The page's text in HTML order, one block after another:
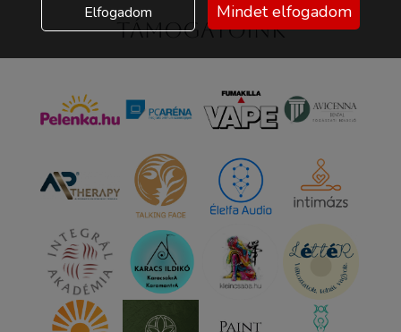
Támogatóink
Elfogadom Mindet elfogadom